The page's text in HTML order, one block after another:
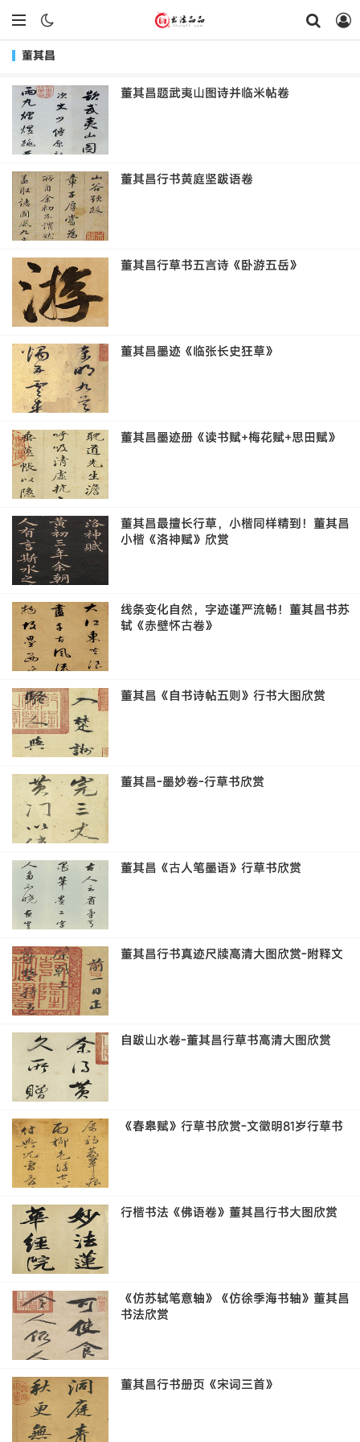
董其昌
董其昌题武夷山图诗并临米帖卷
董其昌行书黄庭坚跋语卷
董其昌行草书五言诗《卧游五岳》
董其昌墨迹《临张长史狂草》
董其昌墨迹册《读书赋+梅花赋+思田赋》
董其昌最擅长行草，小楷同样精到！董其昌
小楷《洛神赋》欣赏
线条变化自然，字迹谨严流畅！董其昌书苏
轼《赤壁怀古卷》
董其昌《自书诗帖五则》行书大图欣赏
董其昌-墨妙卷-行草书欣赏
董其昌《古人笔墨语》行草书欣赏
董其昌行书真迹尺牍高清大图欣赏-附释文
自跋山水卷-董其昌行草书高清大图欣赏
《春皋赋》行草书欣赏-文徵明81岁行草书
行楷书法《佛语卷》董其昌行书大图欣赏
《仿苏轼笔意轴》《仿徐季海书轴》董其昌
书法欣赏
董其昌行书册页《宋词三首》